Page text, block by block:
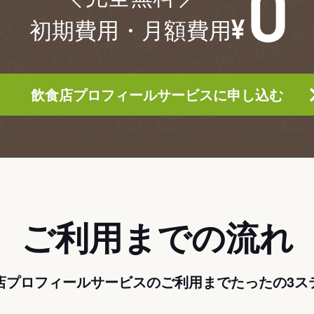
初期費用・月額費用
飲食店プロフィールサービスに申し込む
ご利用までの流れ
プロフィールサービスのご利用までたったの3ス